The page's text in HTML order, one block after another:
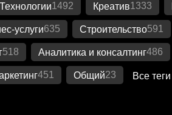
Технологии1492 Креатив1333
услуги635 Строительство591
518 Аналитика и консалтинг486
451 Общий23 Все теги